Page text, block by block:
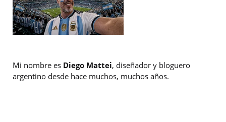
Mi nombre es Diego Mattei, diseñador y bloguero
argentino desde hace muchos, muchos años.